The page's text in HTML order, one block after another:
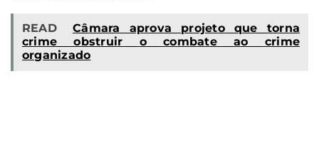
READ
Câmara aprova projeto que torna
crime obstruir o combate ao crime
organizado